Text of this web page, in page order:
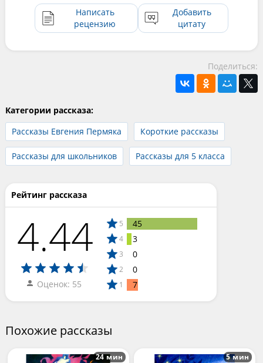
Написать
рецензию
Добавить
цитату
Поделиться:
Категории рассказа:
Рассказы Евгения Пермяка
Короткие рассказы
Рассказы для школьников Рассказы для 5 класса
Рейтинг рассказа
4.44
Оценок: 55
5 45
4 3
3 0
2 0
1 7
Похожие рассказы
24 мин 5 мин